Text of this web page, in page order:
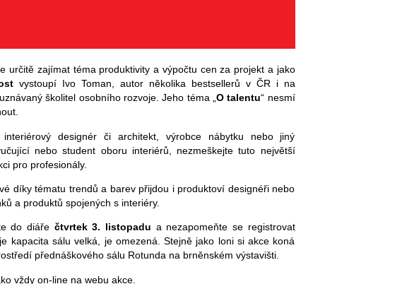
určitě zajímat téma produktivity a výpočtu cen za projekt a jako
vystoupí Ivo Toman, autor několika bestsellerů v ČR i na
školitel osobního rozvoje. Jeho téma „O talentu“ nesmí
interiérový designér či architekt, výrobce nábytku nebo jiný
nebo student oboru interiérů, nezmeškejte tuto největší
pro profesionály.
díky tématu trendů a barev přijdou i produktoví designéři nebo
a produktů spojených s interiéry.
do diáře čtvrtek 3. listopadu a nezapomeňte se registrovat
kapacita sálu velká, je omezená. Stejně jako loni si akce koná
přednáškového sálu Rotunda na brněnském výstavišti.
vždy on-line na webu akce.